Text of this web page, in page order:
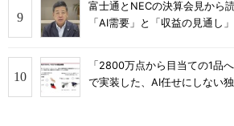
富士通とNECの決算会見から
「AI需要」と「収益の見通し」
「2800万点から目当ての1品
で実装した、AI任せにしない